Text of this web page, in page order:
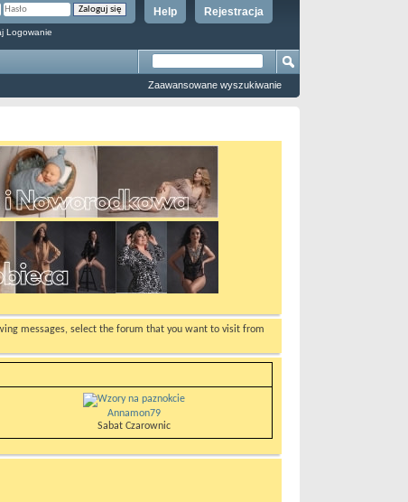
Rejestracja
Help
Logowanie
Zaawansowane wyszukiwanie
messages, select the forum that you want to visit from
Annamon79
Sabat Czarownic